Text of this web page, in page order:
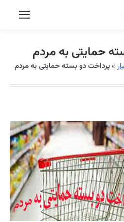
حمایتی به مردم
»پرداخت دو بسته حمایتی به مردم